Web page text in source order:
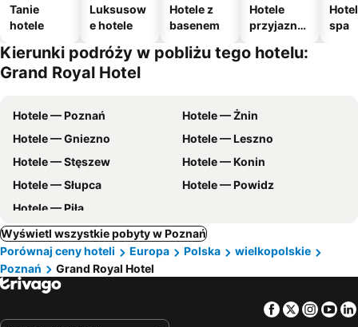
Tanie
hotele
Luksusow
e hotele
Hotele z
basenem
Hotele
przyjazne
m
spa
Kierunki podróży w pobliżu tego hotelu:
Grand Royal Hotel
Hotele — Poznań
Hotele — Żnin
Hotele — Gniezno
Hotele — Leszno
Hotele — Stęszew
Hotele — Konin
Hotele — Słupca
Hotele — Powidz
Hotele — Piła
Wyświetl wszystkie pobyty w Poznań
Porównaj ceny hoteli
Europa Polska
wielkopolskie
Poznań
Grand Royal Hotel
Facebook
Twitter